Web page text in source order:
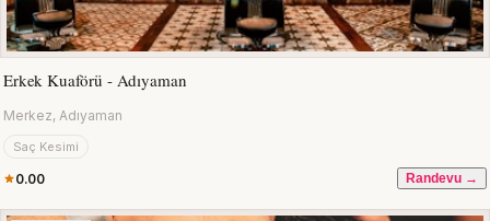
Erkek Kuaförü - Adıyaman
Merkez, Adıyaman
Saç Kesimi
0.00 Randevu →